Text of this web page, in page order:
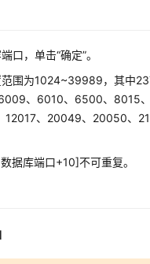
口，单击“确定”。
范围为1024~39989，其中
、6010、6500、8015
12017、20049、20050、
据库端口+10]不可重复。